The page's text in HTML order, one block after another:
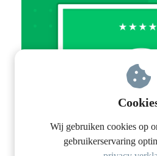
Wij gebruiken cookies op
gebruikerservaring